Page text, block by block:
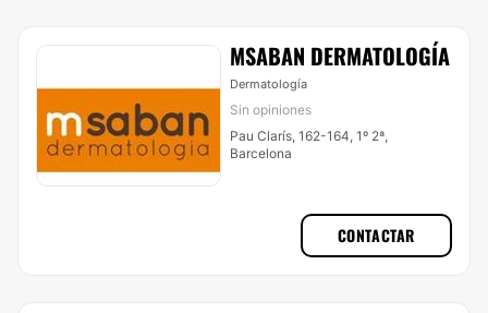
MSABAN DERMATOLOGÍA
Dermatología
Sin opiniones
Pau Clarís, 162-164, 1º 2ª,
Barcelona
CONTACTAR